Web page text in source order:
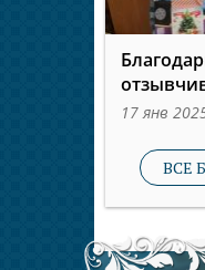
17 янв
ВСЕ